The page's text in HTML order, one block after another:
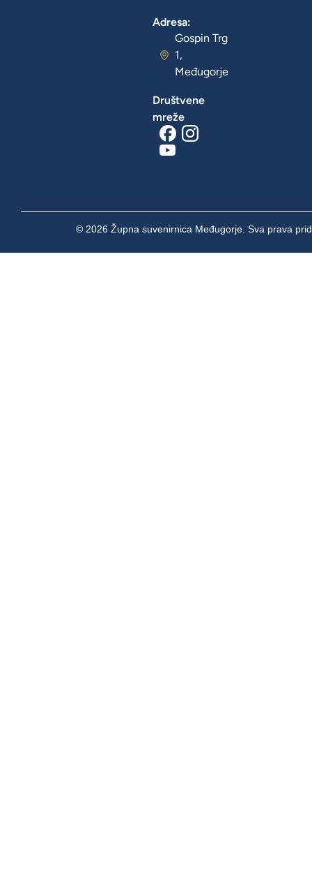
Adresa:
Gospin Trg
1,
Međugorje
Društvene
mreže
© 2026 Župna suvenirnica Međugorje. Sva prava